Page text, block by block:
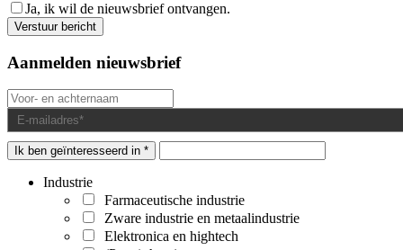
Ja, ik wil de nieuwsbrief ontvangen.
Aanmelden nieuwsbrief
Ik ben geïnteresseerd in *
Industrie
Farmaceutische industrie
Zware industrie en metaalindustrie
Elektronica en hightech